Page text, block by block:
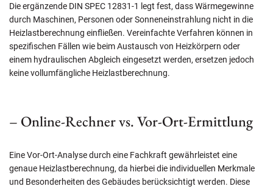
Die ergänzende DIN SPEC 12831-1 legt fest, dass Wärmegewinne
durch Maschinen, Personen oder Sonneneinstrahlung nicht in die
Heizlastberechnung einfließen. Vereinfachte Verfahren können in
spezifischen Fällen wie beim Austausch von Heizkörpern oder
einem hydraulischen Abgleich eingesetzt werden, ersetzen jedoch
keine vollumfängliche Heizlastberechnung.
– Online-Rechner vs. Vor-Ort-Ermittlung
Eine Vor-Ort-Analyse durch eine Fachkraft gewährleistet eine
genaue Heizlastberechnung, da hierbei die individuellen Merkmale
und Besonderheiten des Gebäudes berücksichtigt werden. Diese